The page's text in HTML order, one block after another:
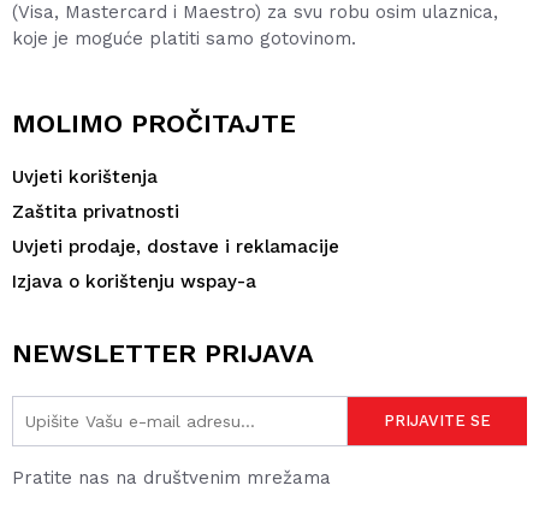
(Visa, Mastercard i Maestro) za svu robu osim ulaznica,
koje je moguće platiti samo gotovinom.
MOLIMO PROČITAJTE
Uvjeti korištenja
Zaštita privatnosti
Uvjeti prodaje, dostave i reklamacije
Izjava o korištenju wspay-a
NEWSLETTER PRIJAVA
Pratite nas na društvenim mrežama